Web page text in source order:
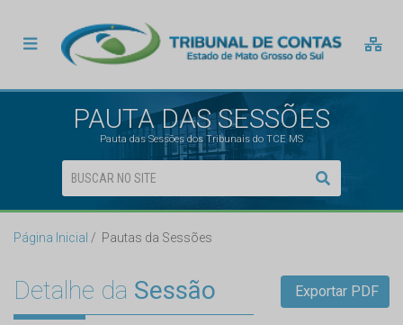
PAUTA DAS SESSÕES
Pauta das Sessões dos Tribunais do TCE MS
Página Inicial Pautas da Sessões
Detalhe da Sessão Exportar PDF